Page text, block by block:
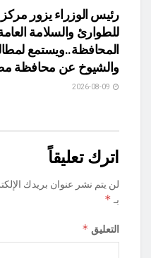
رئيس الوزراء يزور
للطوارئ والسلامة
المحافظة..ويستمع
والشيوخ عن محافظة
اترك تعليقاً
لن يتم نشر عنوان بريدك
بـ *
التعليق *